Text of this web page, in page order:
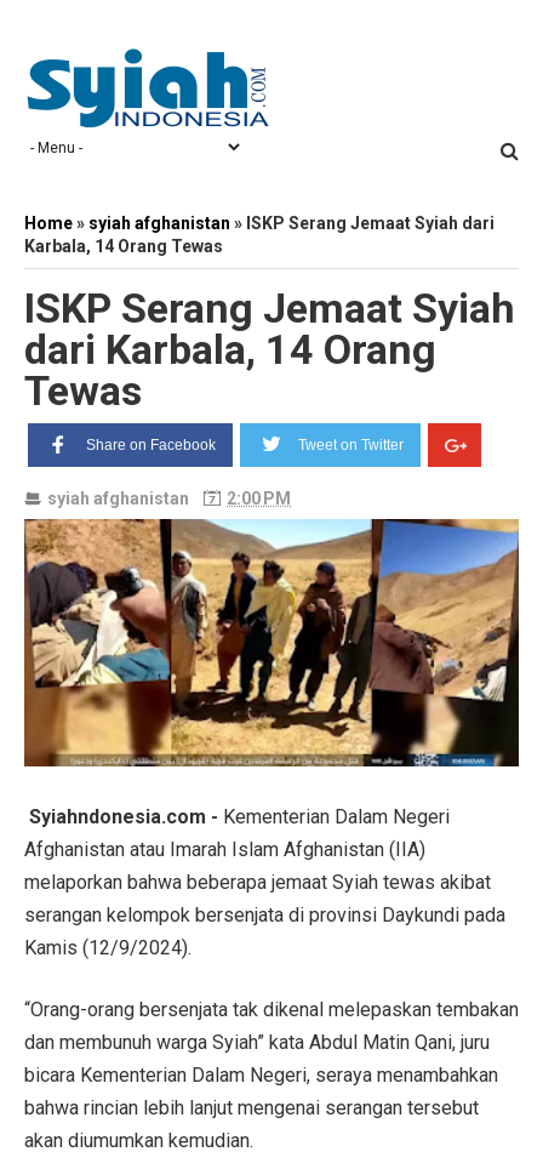
Home» syiah afghanistan » ISKP Serang Jemaat Syiah dari
Karbala, 14 Orang Tewas
ISKP Serang Jemaat Syiah
dari Karbala, 14 Orang
Tewas
Share on Facebook Tweet on Twitter
syiah afghanistan 2:00 PM
Syiahndonesia.com - Kementerian Dalam Negeri
Afghanistan atau Imarah Islam Afghanistan (IIA)
melaporkan bahwa beberapa jemaat Syiah tewas akibat
serangan kelompok bersenjata di provinsi Daykundi pada
Kamis (12/9/2024).
“Orang-orang bersenjata tak dikenal melepaskan tembakan
dan membunuh warga Syiah” kata Abdul Matin Qani, juru
bicara Kementerian Dalam Negeri, seraya menambahkan
bahwa rincian lebih lanjut mengenai serangan tersebut
akan diumumkan kemudian.